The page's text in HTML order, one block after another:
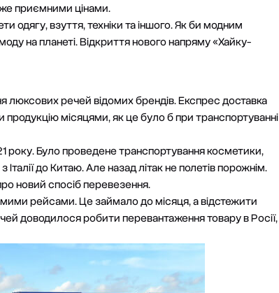
приємними цінами.
одягу, взуття, техніки та іншого. Як би модним
на планеті. Відкриття нового напряму «Хайку-
люксових речей відомих брендів.Експрес доставка
продукцію місяцями, як це було б при транспортуванні
року. Було проведене транспортування косметики,
до Китаю. Але назад літак не полетів порожнім.
новий спосіб перевезення.
рейсами. Це займало до місяця, а відстежити
доводилося робити перевантаження товару в Росії,